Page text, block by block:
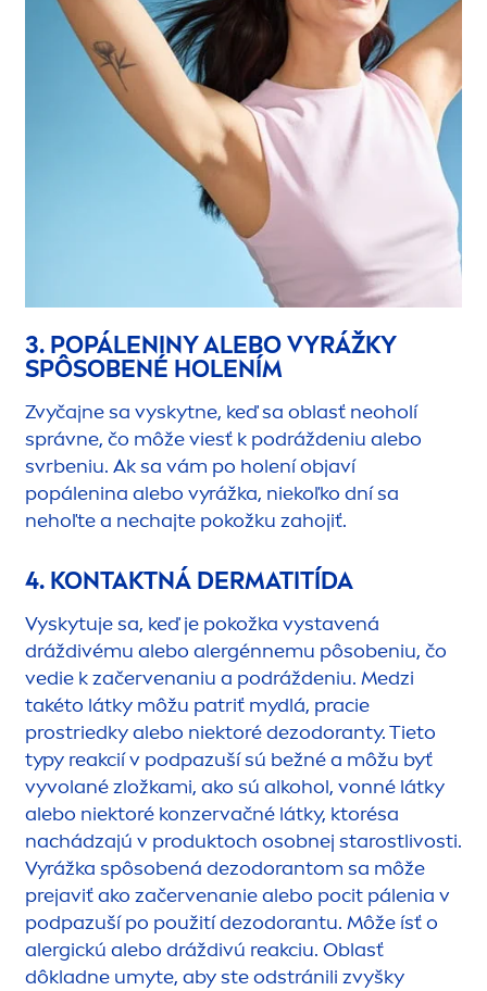
3. POPÁLENINY ALEBO VYRÁŽKY
SPÔSOBENÉ HOLENÍM
Zvyčajne sa vyskytne, keď sa oblasť neoholí
správne, čo môže viesť k podráždeniu alebo
svrbeniu. Ak sa vám po holení objaví
popálenina alebo vyrážka, niekoľko dní sa
nehoľte a nechajte pokožku zahojiť.
4. KONTAKTNÁ DERMATITÍDA
Vyskytuje sa, keď je pokožka vystavená
dráždivému alebo alergénnemu pôsobeniu, čo
vedie k začervenaniu a podráždeniu. Medzi
takéto látky môžu patriť mydlá, pracie
prostriedky alebo niektoré dezodoranty. Tieto
typy reakcií v podpazuší sú bežné a môžu byť
vyvolané zložkami, ako sú alkohol, vonné látky
alebo niektoré konzervačné látky, ktorésa
nachádzajú v produktoch osobnej starostlivosti.
Vyrážka spôsobená dezodorantom sa môže
prejaviť ako začervenanie alebo pocit pálenia v
podpazuší po použití dezodorantu. Môže ísť o
alergickú alebo dráždivú reakciu. Oblasť
dôkladne umyte, aby ste odstránili zvyšky